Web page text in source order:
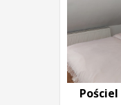
Pościel